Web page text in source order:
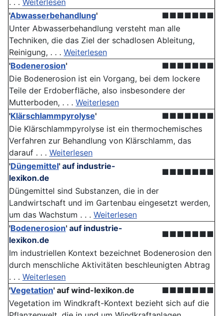
. . . Weiterlesen
'Abwasserbehandlung'
■■■■■■■
Unter Abwasserbehandlung versteht man alle
Techniken, die das Ziel der schadlosen Ableitung,
Reinigung, . . . Weiterlesen
'Bodenerosion'
■■■■■■■
Die Bodenerosion ist ein Vorgang, bei dem lockere
Teile der Erdoberfläche, also insbesondere der
Mutterboden, . . . Weiterlesen
'Klärschlammpyrolyse'
■■■■■■■
Die Klärschlammpyrolyse ist ein thermochemisches
Verfahren zur Behandlung von Klärschlamm, das
darauf . . . Weiterlesen
'Düngemittel' auf industrie-
lexikon.de
■■■■■■■
Düngemittel sind Substanzen, die in der
Landwirtschaft und im Gartenbau eingesetzt werden,
um das Wachstum . . . Weiterlesen
'Bodenerosion' auf industrie-
lexikon.de
■■■■■■■
Im industriellen Kontext bezeichnet Bodenerosion den
durch menschliche Aktivitäten beschleunigten Abtrag
. . . Weiterlesen
'Vegetation' auf wind-lexikon.de
■■■■■■■
Vegetation im Windkraft-Kontext bezieht sich auf die